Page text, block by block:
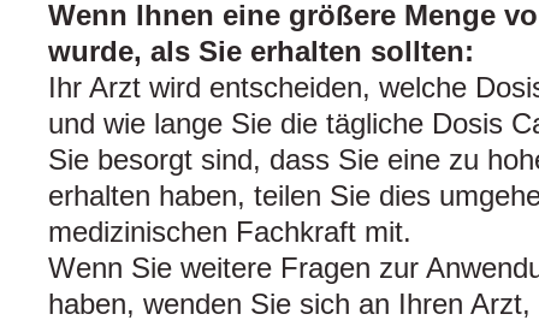
Wenn Ihnen eine größere Menge
wurde, als Sie erhalten sollten:
Ihr Arzt wird entscheiden, welche
und wie lange Sie die tägliche Dosis
Sie besorgt sind, dass Sie eine zu
erhalten haben, teilen Sie dies
medizinischen Fachkraft mit.
Wenn Sie weitere Fragen zur
haben, wenden Sie sich an Ihren